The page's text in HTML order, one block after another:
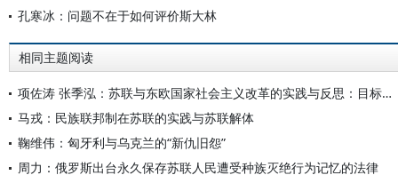
孔寒冰：问题不在于如何评价斯大林
相同主题阅读
项佐涛 张季泓：苏联与东欧国家社会主义改革的实践与反思：目标、路径与成效
马戎：民族联邦制在苏联的实践与苏联解体
鞠维伟：匈牙利与乌克兰的“新仇旧怨”
周力：俄罗斯出台永久保存苏联人民遭受种族灭绝行为记忆的法律